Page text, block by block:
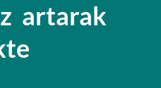
artarak